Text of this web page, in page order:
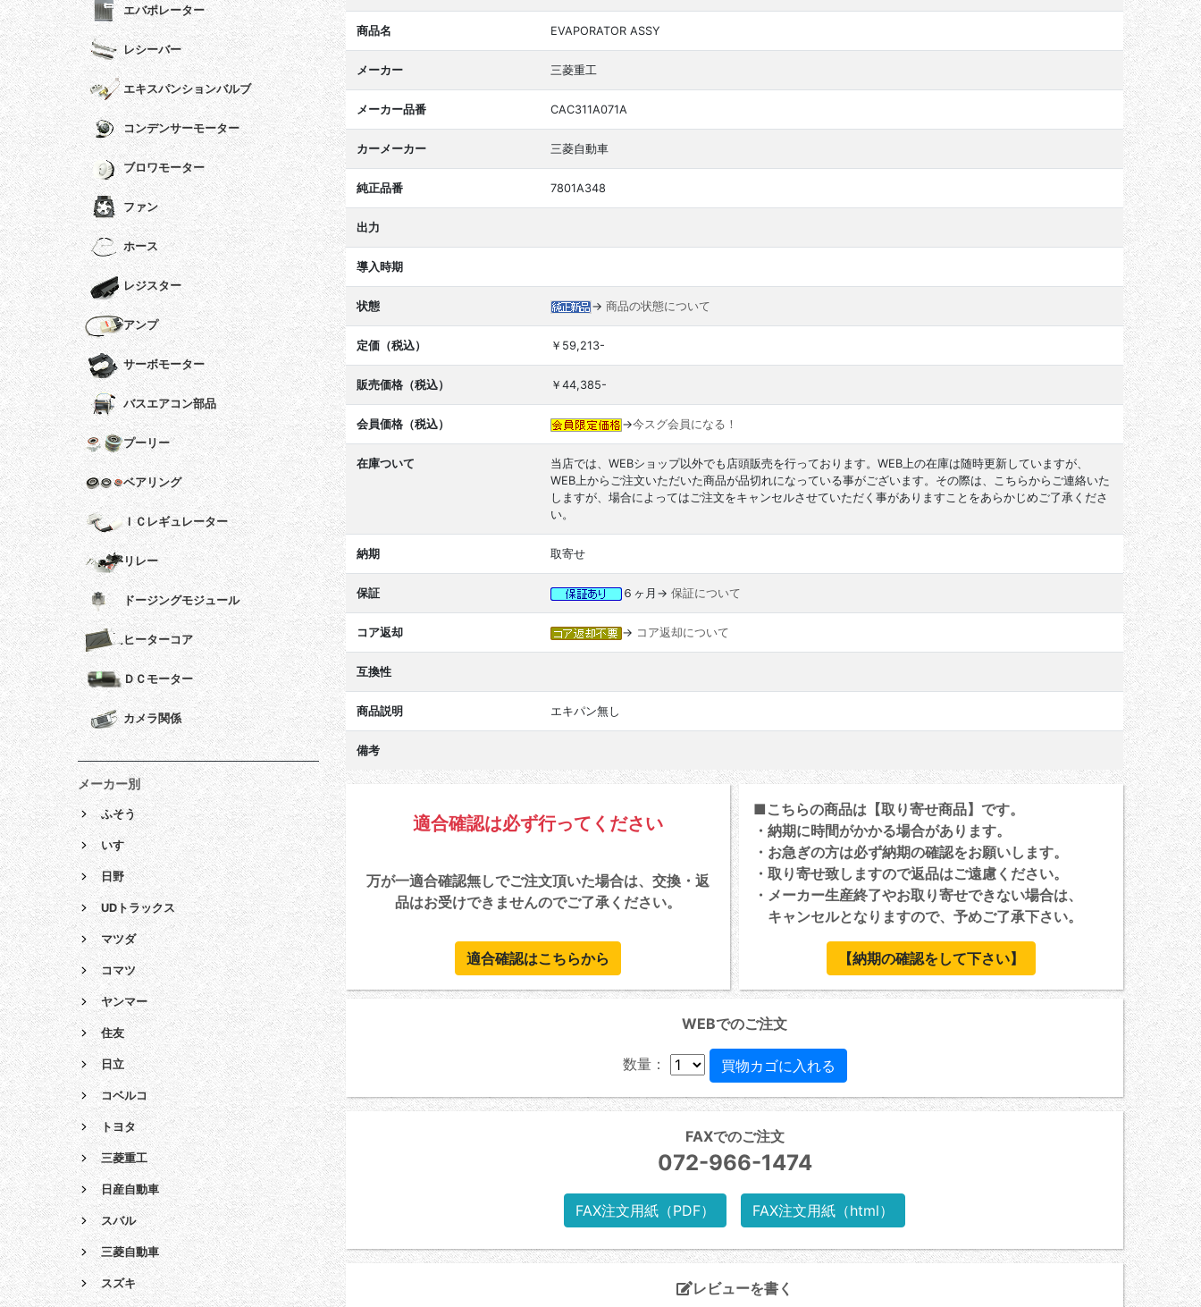
商品名 EVAPORATOR ASSY
メーカー 三菱重工
メーカー品番 CAC311A071A
カーメーカー 三菱自動車
純正品番 7801A348
出力
導入時期
状態 → 商品の状態について
定価（税込） ￥59,213-
販売価格（税込） ￥44,385-
会員価格（税込） →今スグ会員になる！
在庫ついて
当店では、WEBショップ以外でも店頭販売を行っております。WEB上の在庫は随時更新していますが、
WEB上からご注文いただいた商品が品切れになっている事がございます。その際は、こちらからご連絡いた
しますが、場合によってはご注文をキャンセルさせていただく事がありますことをあらかじめご了承くださ
い。
納期 取寄せ
保証 ６ヶ月→ 保証について
コア返却 → コア返却について
互換性
商品説明 エキパン無し
備考
適合確認は必ず行ってください
万が一適合確認無しでご注文頂いた場合は、交換・返
品はお受けできませんのでご了承ください。
適合確認はこちらから
■こちらの商品は【取り寄せ商品】です。
・納期に時間がかかる場合があります。
・お急ぎの方は必ず納期の確認をお願いします。
・取り寄せ致しますので返品はご遠慮ください。
・メーカー生産終了やお取り寄せできない場合は、
キャンセルとなりますので、予めご了承下さい。
【納期の確認をして下さい】
WEBでのご注文
数量：
FAXでのご注文
072-966-1474
FAX注文用紙（PDF） FAX注文用紙（html）
レビューを書く
エバポレーター
レシーバー
エキスパンションバルブ
コンデンサーモーター
ブロワモーター
ファン
ホース
レジスター
アンプ
サーボモーター
バスエアコン部品
プーリー
ベアリング
ＩＣレギュレーター
リレー
ドージングモジュール
ヒーターコア
ＤＣモーター
カメラ関係
メーカー別
ふそう
いすゞ
日野
UDトラックス
マツダ
コマツ
ヤンマー
住友
日立
コベルコ
トヨタ
三菱重工
日産自動車
スバル
三菱自動車
スズキ